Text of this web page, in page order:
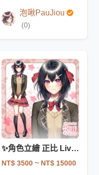
泡啾PauJiou
(0)
✨角色立繪 正比 Live2D 插畫 遊戲卡牌立繪
NT$ 3500 ~ NT$ 15000